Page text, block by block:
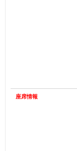
座席情報